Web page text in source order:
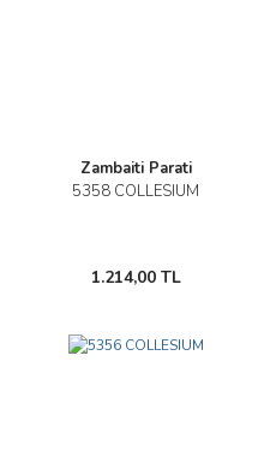
Zambaiti Parati
5358 COLLESIUM
1.214,00 TL